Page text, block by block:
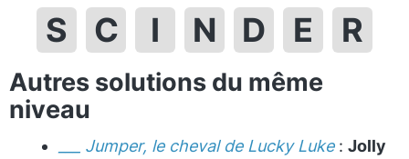
S C I N D E R
Autres solutions du même
niveau
___ Jumper, le cheval de Lucky Luke: Jolly